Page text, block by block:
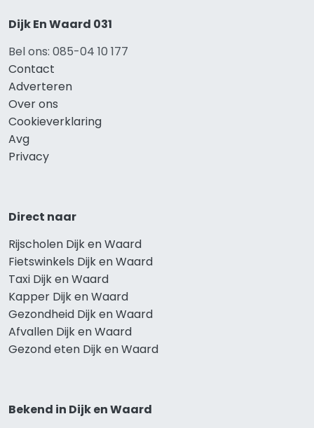
Dijk En Waard 031
Bel ons: 085-04 10 177
Contact
Adverteren
Over ons
Cookieverklaring
Avg
Privacy
Direct naar
Rijscholen Dijk en Waard
Fietswinkels Dijk en Waard
Taxi Dijk en Waard
Kapper Dijk en Waard
Gezondheid Dijk en Waard
Afvallen Dijk en Waard
Gezond eten Dijk en Waard
Bekend in Dijk en Waard